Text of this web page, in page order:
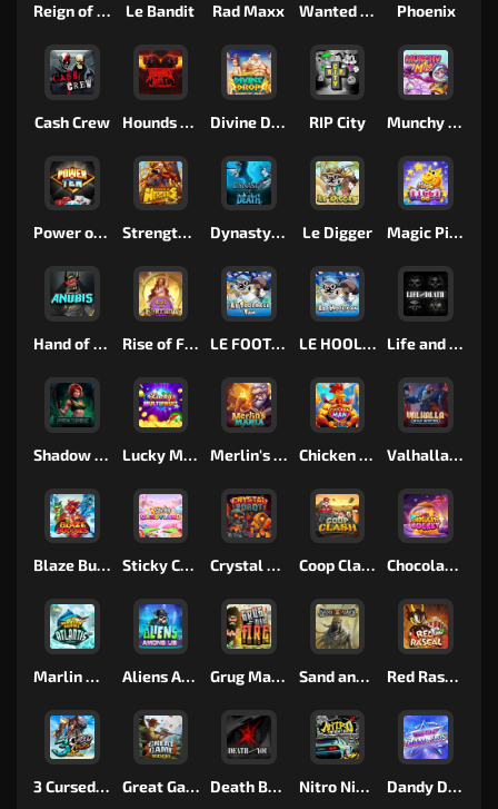
Reign of Rome Le Bandit Rad Maxx Wanted Dead or a Wild Phoenix
Cash Crew Hounds Of Hell Divine Drop RIP City Munchy Milo
Power of 10 Strength Of Hercules Dynasty of Death Le Digger Magic Piggy OG
Hand of Anubis Rise of Fortuna LE FOOTBALL FAN LE HOOLIGAN Life and Death
Shadow Treasure Lucky Multifruit Merlin's Mania Chicken Man Valhalla: Wild Winter
Blaze Buddies Sticky Candyland Crystal Robot Coop Clash Chocolate Rocket
Marlin Masters Atlantis Aliens Among Us Grug Make Fire Sand and Ashes Red Rascal™
3 Cursed Chests™ Great Game Rockies Death Becomes You Nitro Nights Dandy Diamonds